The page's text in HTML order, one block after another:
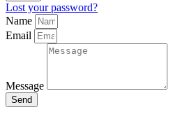
Lost your password?
Name
Email
Message
Send